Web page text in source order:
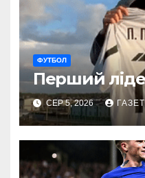
ФУТБОЛ
Перший
СЕР 5, 2026